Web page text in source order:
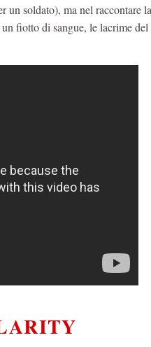
soldato), ma nel raccontare
fiotto di sangue, le lacrime